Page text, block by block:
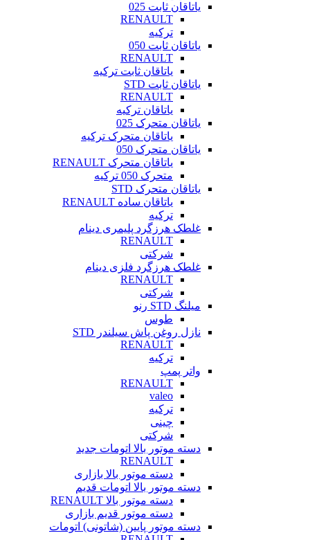
یاتاقان ثابت 025
RENAULT
ترکیه
یاتاقان ثابت 050
RENAULT
یاتاقان ثابت ترکیه
یاتاقان ثابت STD
RENAULT
یاتاقان ترکیه
یاتاقان متحرک 025
یاتاقان متحرک ترکیه
یاتاقان متحرک 050
یاتاقان متحرک RENAULT
متحرک 050 ترکیه
یاتاقان متحرک STD
یاتاقان ساده RENAULT
ترکیه
غلطک هرزگرد پلیمری دینام
RENAULT
شرکتی
غلطک هرزگرد فلزی دینام
RENAULT
شرکتی
میلنگ STD رنو
طوس
نازل روغن پاش سیلندر STD
RENAULT
ترکیه
واتر پمپ
RENAULT
valeo
ترکیه
چینی
شرکتی
دسته موتور بالا اتومات جدید
RENAULT
دسته موتور بالا بازاری
دسته موتور بالا اتومات قدیم
دسته موتور بالا RENAULT
دسته موتور قدیم بازاری
دسته موتور پایین (شاتونی) اتومات